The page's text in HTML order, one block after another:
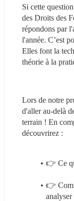
Si cette
des Droits des
répondons par
l'année. C’est
Elles font la
théorie à la
Lors de notre
d'aller au-delà
terrain ! En
découvrirez :
👉 Ce
👉
analyser